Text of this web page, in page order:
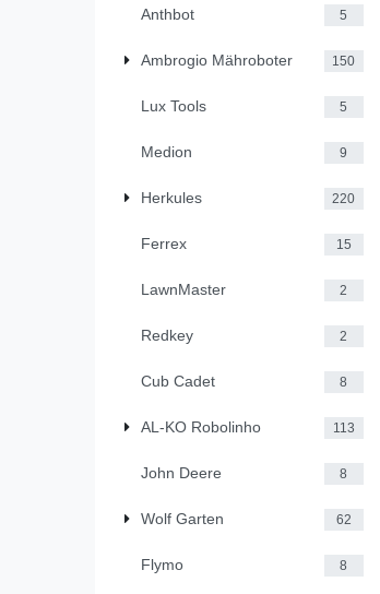
Anthbot 5
Ambrogio Mähroboter 150
Lux Tools 5
Medion 9
Herkules 220
Ferrex 15
LawnMaster 2
Redkey 2
Cub Cadet 8
AL-KO Robolinho 113
John Deere 8
Wolf Garten 62
Flymo 8